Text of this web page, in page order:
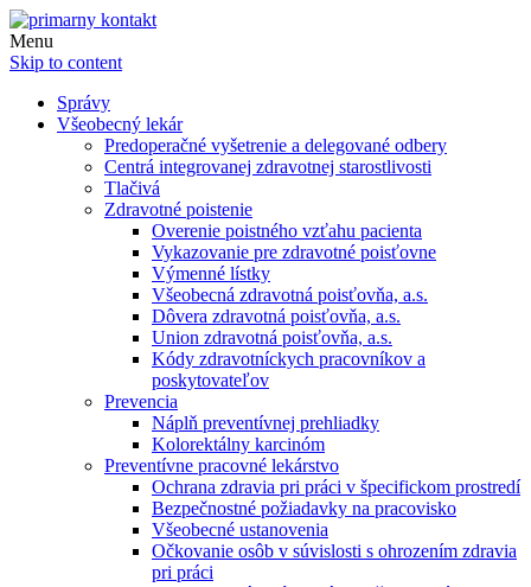
Menu
Skip to content
Správy
Všeobecný lekár
Predoperačné vyšetrenie a delegované odbery
Centrá integrovanej zdravotnej starostlivosti
Tlačivá
Zdravotné poistenie
Overenie poistného vzťahu pacienta
Vykazovanie pre zdravotné poisťovne
Výmenné lístky
Všeobecná zdravotná poisťovňa, a.s.
Dôvera zdravotná poisťovňa, a.s.
Union zdravotná poisťovňa, a.s.
Kódy zdravotníckych pracovníkov a
poskytovateľov
Prevencia
Náplň preventívnej prehliadky
Kolorektálny karcinóm
Preventívne pracovné lekárstvo
Ochrana zdravia pri práci v špecifickom prostredí
Bezpečnostné požiadavky na pracovisko
Všeobecné ustanovenia
Očkovanie osôb v súvislosti s ohrozením zdravia
pri práci